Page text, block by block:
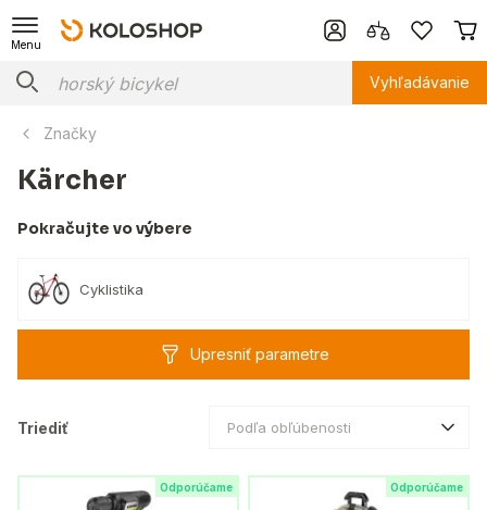
Menu
Vyhľadávanie
Značky
Kärcher
Pokračujte vo výbere
Cyklistika
Upresniť parametre
Triediť Podľa obľúbenosti
Odporúčame Odporúčame